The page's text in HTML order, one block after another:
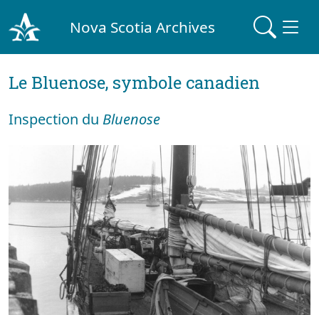
Nova Scotia Archives
Le Bluenose, symbole canadien
Inspection du Bluenose